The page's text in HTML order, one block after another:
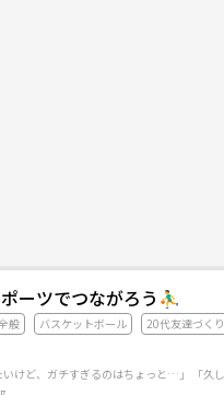
ーツでつながろう⛹️‍♂️
般 バスケットボール 20代友達づくり